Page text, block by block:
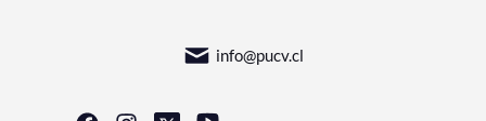
info@pucv.cl